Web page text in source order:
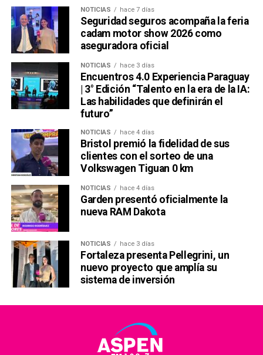
NOTICIAS hace 7 días
Seguridad seguros acompaña la feria
cadam motor show 2026 como
aseguradora oficial
NOTICIAS hace 3 días
Encuentros 4.0 Experiencia Paraguay
| 3° Edición “Talento en la era de la IA:
Las habilidades que definirán el
futuro”
NOTICIAS hace 4 días
Bristol premió la fidelidad de sus
clientes con el sorteo de una
Volkswagen Tiguan 0 km
NOTICIAS hace 4 días
Garden presentó oficialmente la
nueva RAM Dakota
NOTICIAS hace 3 días
Fortaleza presenta Pellegrini, un
nuevo proyecto que amplía su
sistema de inversión